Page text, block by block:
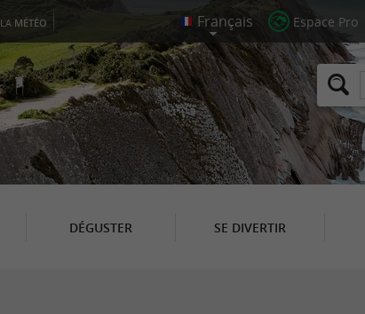
LA MÉTÉO Espace Pro
DÉGUSTER SE DIVERTIR